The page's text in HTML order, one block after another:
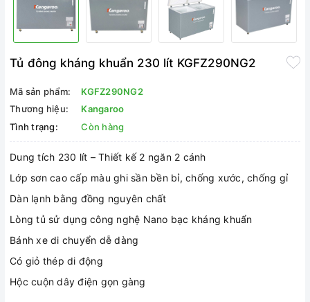
Tủ đông kháng khuẩn 230 lít KGFZ290NG2
Mã sản phẩm:
KGFZ290NG2
Thương hiệu:
Kangaroo
Tình trạng:
Còn hàng
Dung tích 230 lít – Thiết kế 2 ngăn 2 cánh
Lớp sơn cao cấp màu ghi sần bền bỉ, chống xước, chống gỉ
Dàn lạnh bằng đồng nguyên chất
Lòng tủ sử dụng công nghệ Nano bạc kháng khuẩn
Bánh xe di chuyển dễ dàng
Có giỏ thép di động
Hộc cuộn dây điện gọn gàng